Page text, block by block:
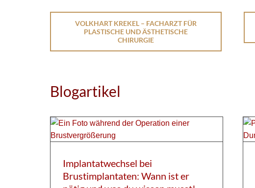
VOLKHART KREKEL – FACHARZT FÜR
PLASTISCHE UND ÄSTHETISCHE
CHIRURGIE
Blogartikel
Implantatwechsel bei
Brustimplantaten: Wann ist er